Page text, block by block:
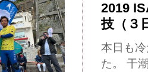
2019
技（３
本日も
た。 干